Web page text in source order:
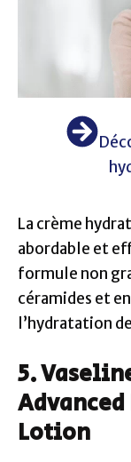
La crème
abordable et
formule non
céramides et
l’hydratation
5.
Lotion